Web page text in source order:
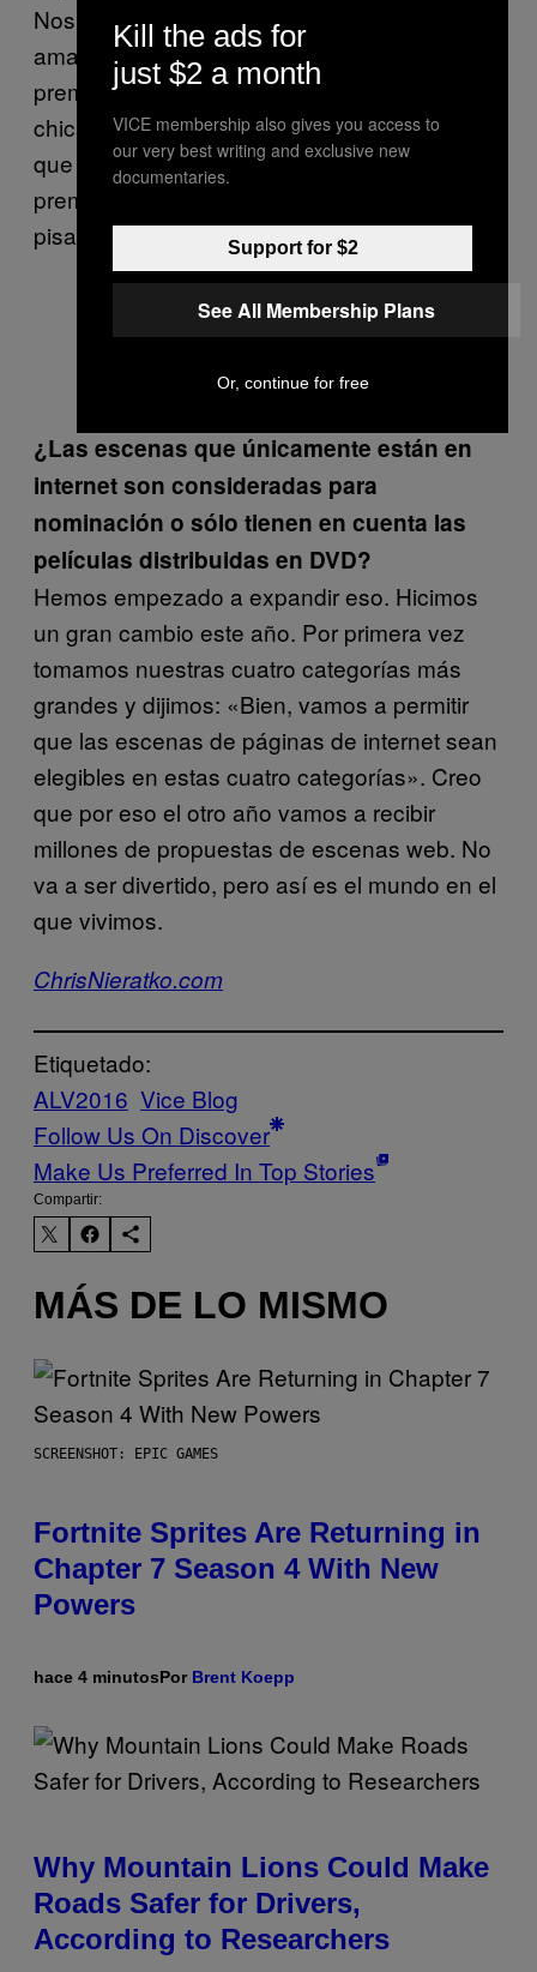
Nos interesa saber si las chicas de verdad
aman lo que hacen y si les importan los
premios. Es probable que prefiramos a una
chica que de verdad quiere un premio a otra
que simplemente dice: «A la mierda los
premios. No significan nada, sólo son
pisapapeles».
Tushy.com/Jules Jordan Video.
¿Las escenas que únicamente están en
internet son consideradas para
nominación o sólo tienen en cuenta las
películas distribuidas en DVD?
Hemos empezado a expandir eso. Hicimos
un gran cambio este año. Por primera vez
tomamos nuestras cuatro categorías más
grandes y dijimos: «Bien, vamos a permitir
que las escenas de páginas de internet sean
elegibles en estas cuatro categorías». Creo
que por eso el otro año vamos a recibir
millones de propuestas de escenas web. No
va a ser divertido, pero así es el mundo en el
que vivimos.
ChrisNieratko.com
Etiquetado:
ALV2016 Vice Blog
Follow Us On Discover
Make Us Preferred In Top Stories
Compartir:
MÁS DE LO MISMO
SCREENSHOT: EPIC GAMES
Fortnite Sprites Are Returning in
Chapter 7 Season 4 With New
Powers
hace 4 minutosPor Brent Koepp
Why Mountain Lions Could Make
Roads Safer for Drivers,
According to Researchers
Kill the ads for
just $2 a month
VICE membership also gives you access to
our very best writing and exclusive new
documentaries.
Support for $2
See All Membership Plans
Or, continue for free